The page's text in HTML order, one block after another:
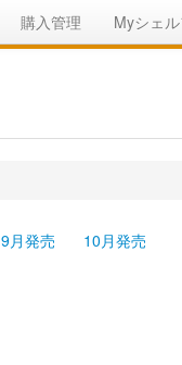
購入管理 Myシェ
9月発売 10月発売